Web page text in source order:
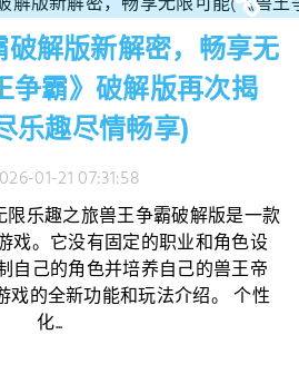
解版新解密，畅享无
争霸》破解版再次揭
乐趣尽情畅享)
01-21 07:31:58
乐趣之旅兽王争霸破解版是一款
戏。它没有固定的职业和角色设
自己的角色并培养自己的兽王帝
戏的全新功能和玩法介绍。 个性
化...